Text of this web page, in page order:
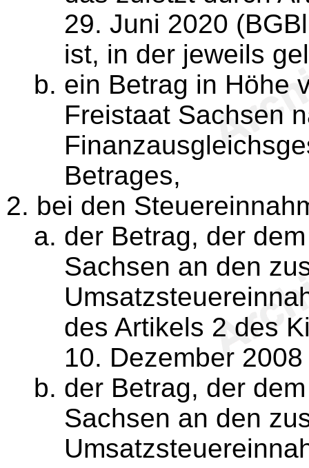
29. Juni 2020
ist, in der jeweils
ein Betrag in Höhe
Freistaat Sachsen
Betrages,
bei den
der Betrag, der
Sachsen an den
des Artikels 2 des
10. Dezember
der Betrag, der
Sachsen an den